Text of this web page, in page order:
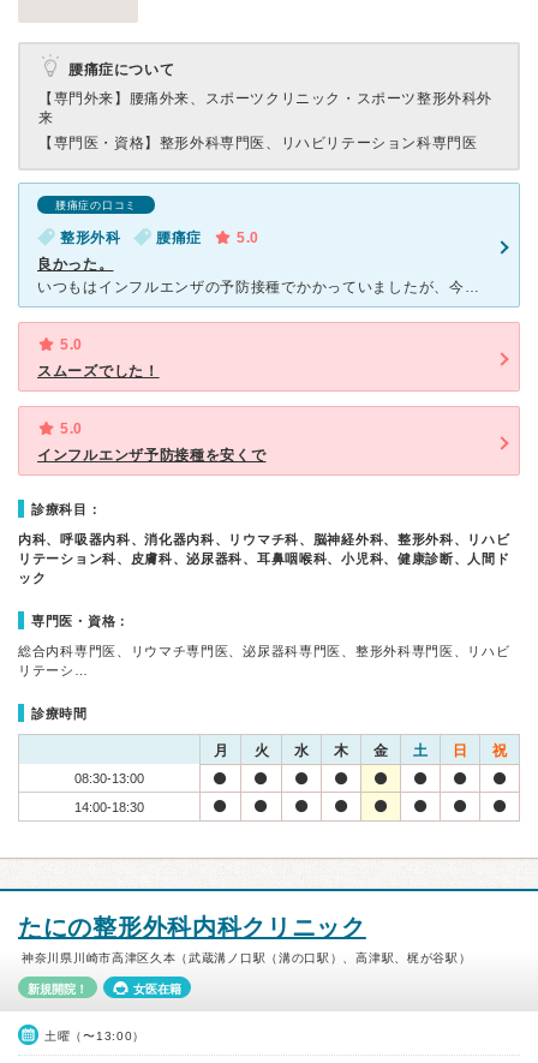
腰痛症について
【専門外来】
腰痛外来、スポーツクリニック・スポーツ整形外科外
来
【専門医・資格】 整形外科専門医、リハビリテーション科専門医
腰痛症の口コミ
整形外科 腰痛症
5.0
良かった。
いつもはインフルエンザの予防接種でかかっていましたが、今回は整形外科にかかりました。 整形外科としては、規模が大きくMRIもあります。 MRIは必要ないと言われたのでとりませんでしたが、レントゲン
5.0
スムーズでした！
5.0
インフルエンザ予防接種を安くで
診療科目：
内科、呼吸器内科、消化器内科、リウマチ科、脳神経外科、整形外科、リハビ
リテーション科、皮膚科、泌尿器科、耳鼻咽喉科、小児科、健康診断、人間ド
ック
専門医・資格：
総合内科専門医、リウマチ専門医、泌尿器科専門医、整形外科専門医、リハビ
リテーシ…
診療時間
月 火 水 木 金 土 日 祝
08:30-13:00
14:00-18:30
たにの整形外科内科クリニック
神奈川県川崎市高津区久本（武蔵溝ノ口駅（溝の口駅）、高津駅、梶が谷駅）
新規開院！ 女医在籍
土曜（〜13:00）